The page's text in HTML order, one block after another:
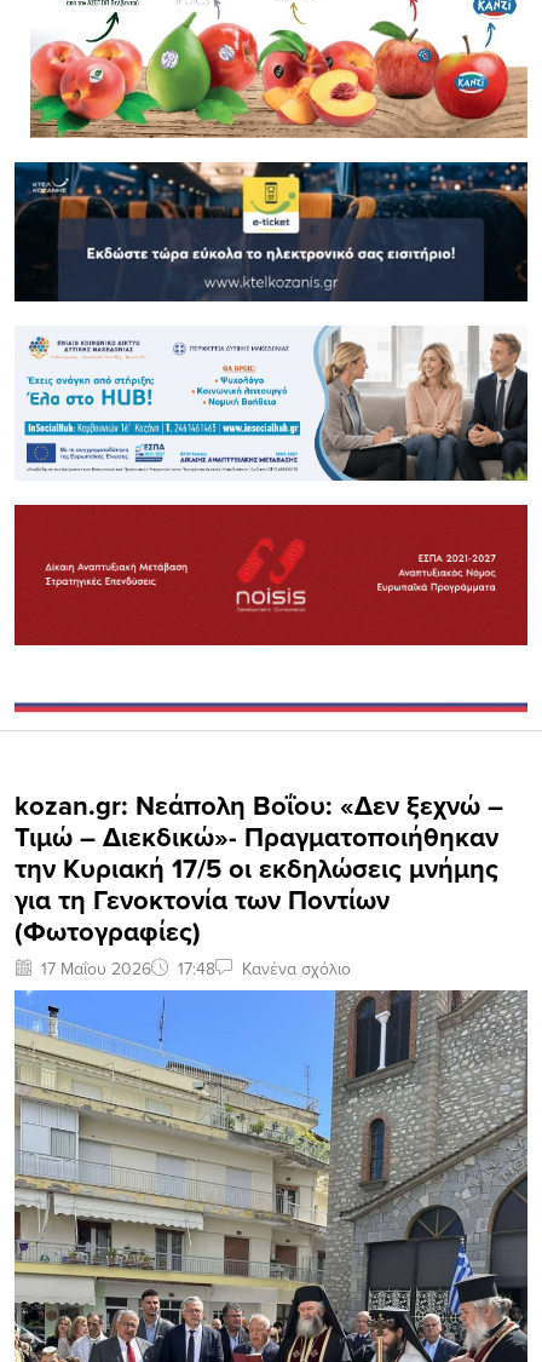
kozan.gr: Νεάπολη Βοΐου: «Δεν ξεχνώ –
Τιμώ – Διεκδικώ»- Πραγματοποιήθηκαν
την Κυριακή 17/5 oι εκδηλώσεις μνήμης
για τη Γενοκτονία των Ποντίων
(Φωτογραφίες)
17 Μαΐου 2026 17:48 Κανένα σχόλιο